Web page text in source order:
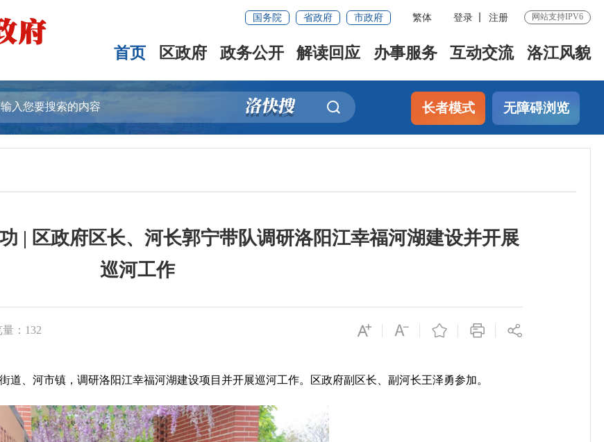
国务院 省政府 市政府 繁体 登录 注册 网站支持IPV6
首页 区政府 政务公开 解读回应 办事服务 互动交流 洛江风貌
长者模式 无障碍浏览
| 区政府区长、河长郭宁带队调研洛阳江幸福河湖建设并开展
巡河工作
： 132
道、河市镇，调研洛阳江幸福河湖建设项目并开展巡河工作。区政府副区长、副河长王泽勇参加。